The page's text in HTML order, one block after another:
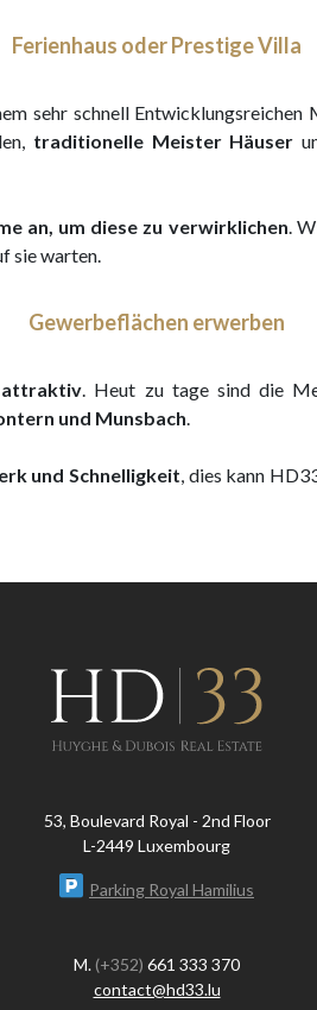
Ferienhaus oder Prestige Villa
sehr schnell
traditionelle Meister Häuser
an, um diese zu verwirklichen.
sie warten.
Gewerbeflächen erwerben
attraktiv. Heut zu tage sind die
und Munsbach.
und Schnelligkeit, dies kann
53, Boulevard Royal - 2nd Floor
L-2449 Luxembourg
Parking Royal Hamilius
M. (+352) 661 333 370
contact@hd33.lu